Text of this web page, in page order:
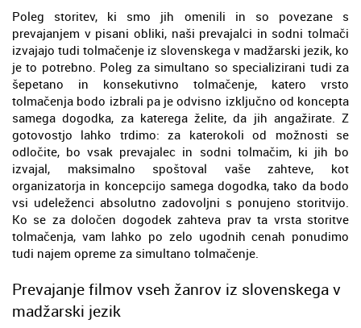
Poleg storitev, ki smo jih omenili in so povezane s
prevajanjem v pisani obliki, naši prevajalci in sodni tolmači
izvajajo tudi tolmačenje iz slovenskega v madžarski jezik, ko
je to potrebno. Poleg za simultano so specializirani tudi za
šepetano in konsekutivno tolmačenje, katero vrsto
tolmačenja bodo izbrali pa je odvisno izključno od koncepta
samega dogodka, za katerega želite, da jih angažirate. Z
gotovostjo lahko trdimo: za katerokoli od možnosti se
odločite, bo vsak prevajalec in sodni tolmačim, ki jih bo
izvajal, maksimalno spoštoval vaše zahteve, kot
organizatorja in koncepcijo samega dogodka, tako da bodo
vsi udeleženci absolutno zadovoljni s ponujeno storitvijo.
Ko se za določen dogodek zahteva prav ta vrsta storitve
tolmačenja, vam lahko po zelo ugodnih cenah ponudimo
tudi najem opreme za simultano tolmačenje.
Prevajanje filmov vseh žanrov iz slovenskega v
madžarski jezik